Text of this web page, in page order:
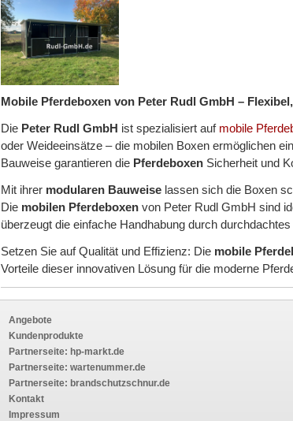
Mobile Pferdeboxen von Peter Rudl GmbH –
Die Peter Rudl GmbH ist spezialisiert auf mobile
oder Weideeinsätze – die mobilen Boxen ermöglichen
Bauweise garantieren die Pferdeboxen Sicherheit und
Mit ihrer modularen Bauweise lassen sich die Boxen
Die mobilen Pferdeboxen von Peter Rudl GmbH sind
überzeugt die einfache Handhabung durch
Setzen Sie auf Qualität und Effizienz: Die mobile
Vorteile dieser innovativen Lösung für die moderne
Angebote
Kundenprodukte
Partnerseite: hp-markt.de
Partnerseite: wartenummer.de
Partnerseite: brandschutzschnur.de
Kontakt
Impressum